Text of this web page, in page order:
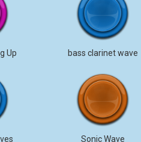
Up bass clarinet wave
Sonic Wave